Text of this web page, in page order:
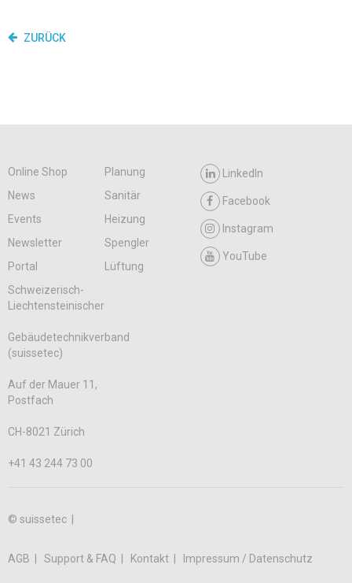
ZURÜCK
Online Shop
Planung
News
Sanitär
Events
Heizung
Newsletter
Spengler
Portal
Lüftung
LinkedIn
Facebook
Instagram
YouTube
Schweizerisch-
Liechtensteinischer
Gebäudetechnikverband
(suissetec)
Auf der Mauer 11,
Postfach
CH-8021 Zürich
+41 43 244 73 00
© suissetec |
AGB Support & FAQ Kontakt Impressum / Datenschutz